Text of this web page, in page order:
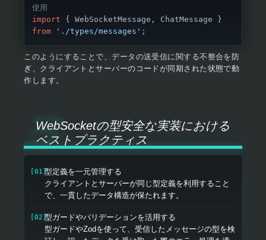
使用
import
from './types/messages' ;
このようにすることで、データの送受信に関する不整合を防
ぎ、クライアントとサーバーのコードが同期された状態で動
作します。
WebSocketの型安全な実装における
ベストプラクティス
型定義を一元管理する
クライアントとサーバーが同じ型定義を利用すること
で、一貫したデータ構造が保たれます。
型ガードやバリデーションを活用する
型ガードやZodを使って、受信したメッセージの型を検